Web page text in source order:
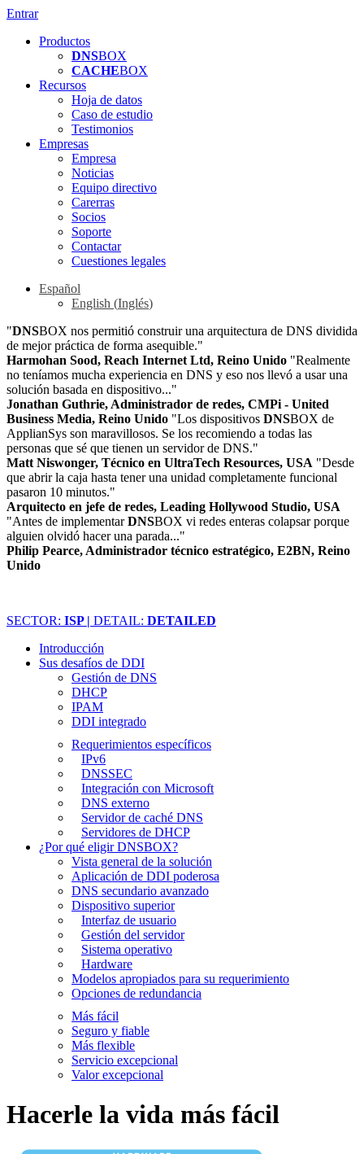
Entrar
Productos
DNSBOX
CACHEBOX
Recursos
Hoja de datos
Caso de estudio
Testimonios
Empresas
Empresa
Noticias
Equipo directivo
Carerras
Socios
Soporte
Contactar
Cuestiones legales
Español
English (Inglés)
"DNSBOX nos permitió construir una arquitectura de DNS dividida
de mejor práctica de forma asequible."
Harmohan Sood, Reach Internet Ltd, Reino Unido "Realmente
no teníamos mucha experiencia en DNS y eso nos llevó a usar una
solución basada en dispositivo..."
Jonathan Guthrie, Administrador de redes, CMPi - United
Business Media, Reino Unido "Los dispositivos DNSBOX de
ApplianSys son maravillosos. Se los recomiendo a todas las
personas que sé que tienen un servidor de DNS."
Matt Niswonger, Técnico en UltraTech Resources, USA "Desde
que abrir la caja hasta tener una unidad completamente funcional
pasaron 10 minutos."
Arquitecto en jefe de redes, Leading Hollywood Studio, USA
"Antes de implementarDNSBOX vi redes enteras colapsar porque
alguien olvidó hacer una parada..."
Philip Pearce, Administrador técnico estratégico, E2BN, Reino
Unido
SECTOR: ISP | DETAIL: DETAILED
Introducción
Sus desafíos de DDI
Gestión de DNS
DHCP
IPAM
DDI integrado
Requerimientos específicos
IPv6
DNSSEC
Integración con Microsoft
DNS externo
Servidor de caché DNS
Servidores de DHCP
¿Por qué eligir DNSBOX?
Vista general de la solución
Aplicación de DDI poderosa
DNS secundario avanzado
Dispositivo superior
Interfaz de usuario
Gestión del servidor
Sistema operativo
Hardware
Modelos apropiados para su requerimiento
Opciones de redundancia
Más fácil
Seguro y fiable
Más flexible
Servicio excepcional
Valor excepcional
Hacerle la vida más fácil